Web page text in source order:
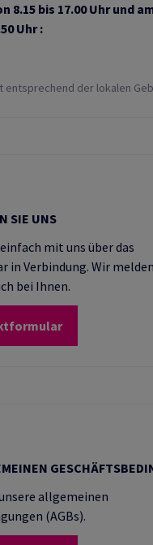
8.15 bis 17.00 Uhr und
Uhr :
entsprechend der lokalen
SIE UNS
mit uns über das
Verbindung. Wir
bei Ihnen.
allgemeinen
(AGBs).